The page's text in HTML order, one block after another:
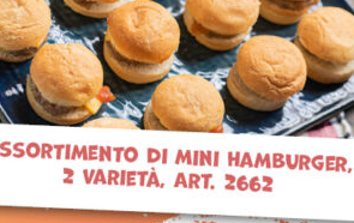
I TUOI CLIENTI?